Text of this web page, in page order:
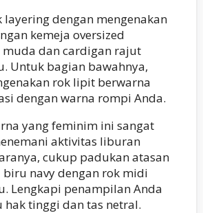
layering dengan mengenakan
kemeja oversized
dan cardigan rajut
Untuk bagian bawahnya,
rok lipit berwarna
dengan warna rompi Anda.
yang feminim ini sangat
aktivitas liburan
cukup padukan atasan
biru navy dengan rok midi
Lengkapi penampilan Anda
hak tinggi dan tas netral.